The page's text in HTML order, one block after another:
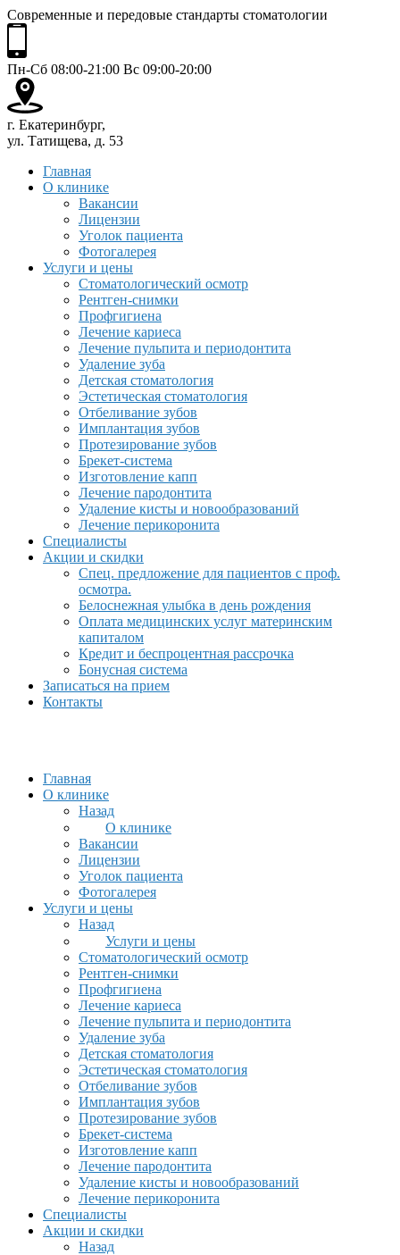
Современные и передовые стандарты стоматологии
Пн-Сб 08:00-21:00 Вс 09:00-20:00
г. Екатеринбург,
ул. Татищева, д. 53
Главная
О клинике
Вакансии
Лицензии
Уголок пациента
Фотогалерея
Услуги и цены
Стоматологический осмотр
Рентген-снимки
Профгигиена
Лечение кариеса
Лечение пульпита и периодонтита
Удаление зуба
Детская стоматология
Эстетическая стоматология
Отбеливание зубов
Имплантация зубов
Протезирование зубов
Брекет-система
Изготовление капп
Лечение пародонтита
Удаление кисты и новообразований
Лечение перикоронита
Специалисты
Акции и скидки
Спец. предложение для пациентов с проф.
осмотра.
Белоснежная улыбка в день рождения
Оплата медицинских услуг материнским
капиталом
Кредит и беспроцентная рассрочка
Бонусная система
Записаться на прием
Контакты
Главная
О клинике
Назад
О клинике
Вакансии
Лицензии
Уголок пациента
Фотогалерея
Услуги и цены
Назад
Услуги и цены
Стоматологический осмотр
Рентген-снимки
Профгигиена
Лечение кариеса
Лечение пульпита и периодонтита
Удаление зуба
Детская стоматология
Эстетическая стоматология
Отбеливание зубов
Имплантация зубов
Протезирование зубов
Брекет-система
Изготовление капп
Лечение пародонтита
Удаление кисты и новообразований
Лечение перикоронита
Специалисты
Акции и скидки
Назад